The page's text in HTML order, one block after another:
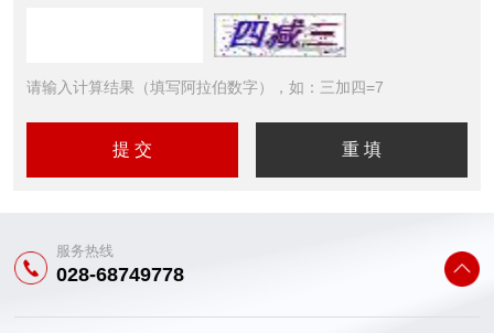
请输入计算结果（填写阿拉伯数字），如：三加四=7
服务热线
028-68749778